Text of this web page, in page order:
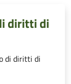
diritti di
di diritti di